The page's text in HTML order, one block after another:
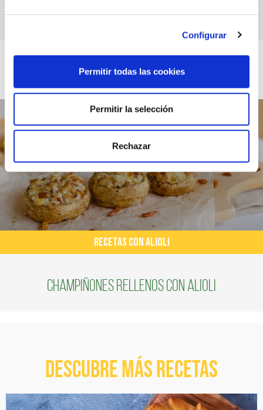
Configurar
Permitir todas las cookies
Permitir la selección
Rechazar
Receta de bacalao gratinado con alioli
RECETAS CON ALIOLI
Champiñones rellenos con alioli
Descubre más recetas